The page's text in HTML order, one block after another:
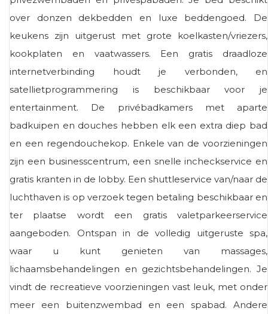
over donzen dekbedden en luxe beddengoed. De
keukens zijn uitgerust met grote koelkasten/vriezers,
kookplaten en vaatwassers. Een gratis draadloze
internetverbinding houdt je verbonden, en
satellietprogrammering is beschikbaar voor je
entertainment. De privébadkamers met aparte
badkuipen en douches hebben elk een extra diep bad
en een regendouchekop. Enkele van de voorzieningen
zijn een businesscentrum, een snelle incheckservice en
gratis kranten in de lobby. Een shuttleservice van/naar de
luchthaven is op verzoek tegen betaling beschikbaar en
ter plaatse wordt een gratis valetparkeerservice
aangeboden. Ontspan in de volledig uitgeruste spa,
waar u kunt genieten van massages,
lichaamsbehandelingen en gezichtsbehandelingen. Je
vindt de recreatieve voorzieningen vast leuk, met onder
meer een buitenzwembad en een spabad. Andere